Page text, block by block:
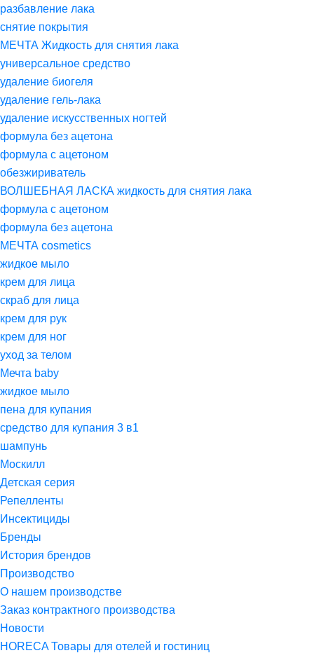
разбавление лака
снятие покрытия
МЕЧТА Жидкость для снятия лака
универсальное средство
удаление биогеля
удаление гель-лака
удаление искусственных ногтей
формула без ацетона
формула с ацетоном
обезжириватель
ВОЛШЕБНАЯ ЛАСКА жидкость для снятия лака
формула с ацетоном
формула без ацетона
МЕЧТА cosmetics
жидкое мыло
крем для лица
скраб для лица
крем для рук
крем для ног
уход за телом
Мечта baby
жидкое мыло
пена для купания
средство для купания 3 в1
шампунь
Москилл
Детская серия
Репелленты
Инсектициды
Бренды
История брендов
Производство
О нашем производстве
Заказ контрактного производства
Новости
HORECA Товары для отелей и гостиниц